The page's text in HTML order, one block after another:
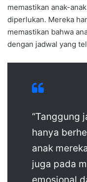
memastikan anak-
diperlukan. Mereka
memastikan bahwa
dengan jadwal yang
“Tanggung
hanya
anak
juga pada